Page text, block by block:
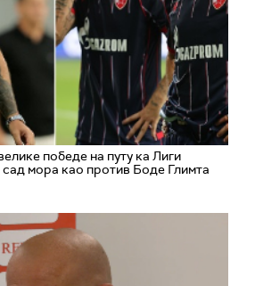
победе на путу ка Лиги
мора као против Боде Глимта